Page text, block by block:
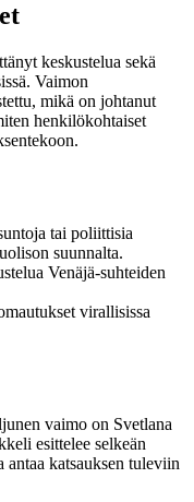
keskustelua sekä
Vaimon
mikä on johtanut
henkilökohtaiset
tai poliittisia
suunnalta.
Venäjä-suhteiden
virallisissa
vaimo on Svetlana
esittelee selkeän
antaa katsauksen tuleviin